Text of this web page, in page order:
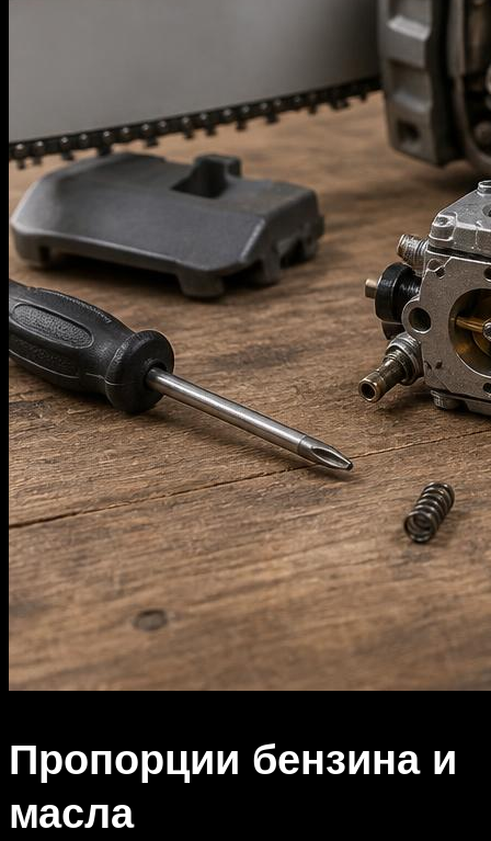
Пропорции бензина и
масла